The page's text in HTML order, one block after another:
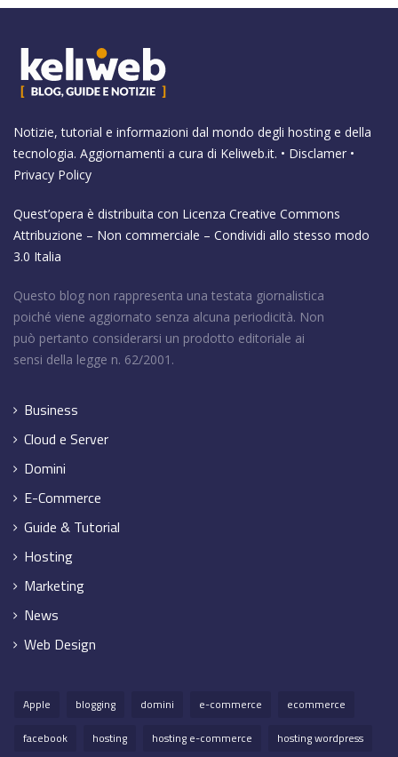
Notizie, tutorial e informazioni dal mondo degli hosting e della
tecnologia. Aggiornamenti a cura di Keliweb.it. • Disclamer •
Privacy Policy
Quest’opera è distribuita con Licenza Creative Commons
Attribuzione – Non commerciale – Condividi allo stesso modo
3.0 Italia
Questo blog non rappresenta una testata giornalistica
poiché viene aggiornato senza alcuna periodicità. Non
può pertanto considerarsi un prodotto editoriale ai
sensi della legge n. 62/2001.
Business
Cloud e Server
Domini
E-Commerce
Guide & Tutorial
Hosting
Marketing
News
Web Design
Apple blogging domini e-commerce
ecommerce
facebook
hosting hosting e-commerce hosting wordpress